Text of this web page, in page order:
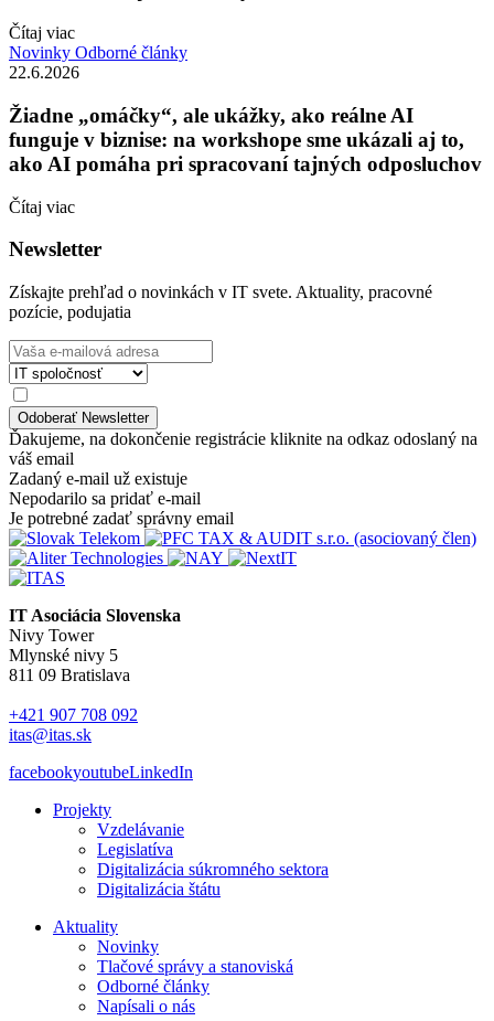
Čítaj viac
Novinky Odborné články
22.6.2026
Žiadne „omáčky“, ale ukážky, ako reálne AI
funguje v biznise: na workshope sme ukázali aj to,
ako AI pomáha pri spracovaní tajných odposluchov
Čítaj viac
Newsletter
Získajte prehľad o novinkách v IT svete. Aktuality, pracovné
pozície, podujatia
Ďakujeme, na dokončenie registrácie kliknite na odkaz odoslaný na
váš email
Zadaný e-mail už existuje
Nepodarilo sa pridať e-mail
Je potrebné zadať správny email
IT Asociácia Slovenska
Nivy Tower
Mlynské nivy 5
811 09 Bratislava
+421 907 708 092
itas@itas.sk
facebookyoutubeLinkedIn
Projekty
Vzdelávanie
Legislatíva
Digitalizácia súkromného sektora
Digitalizácia štátu
Aktuality
Novinky
Tlačové správy a stanoviská
Odborné články
Napísali o nás